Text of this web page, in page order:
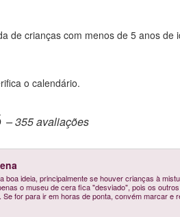
de crianças com menos de 5 anos de
o calendário.
– 355avaliações
boa ideia, principalmente se houver crianças à
o museu de cera fica "desviado", pois os
for para ir em horas de ponta, convém marcar